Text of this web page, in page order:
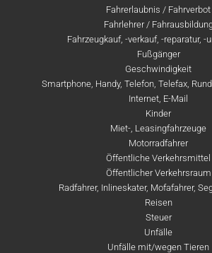
Fahrerlaubnis / Fahrverbot
Fahrlehrer /
Fahrzeugkauf, -verkauf, -reparatur, -
Fußgänger
Geschwindigkeit
Smartphone, Handy, Telefon, Telefax,
Internet, E-Mail
Kinder
Miet-, Leasingfahrzeuge
Motorradfahrer
Öffentliche Verkehrsmittel
Öffentlicher Verkehrsraum
Radfahrer, Inlineskater, Mofafahrer,
Reisen
Steuer
Unfälle
Unfälle mit/wegen Tieren